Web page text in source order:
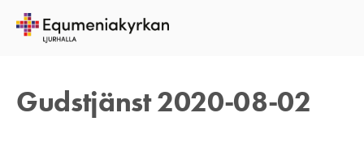
Gudstjänst 2020-08-02
1 AUGUSTI 2020